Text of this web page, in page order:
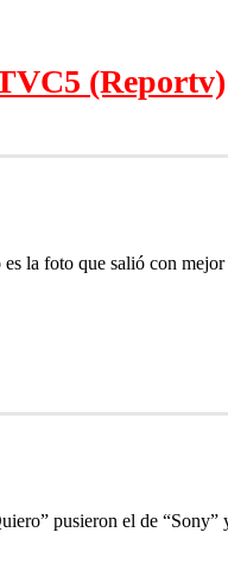
(Reportv)
la foto que salió con mejor
pusieron el de “Sony”